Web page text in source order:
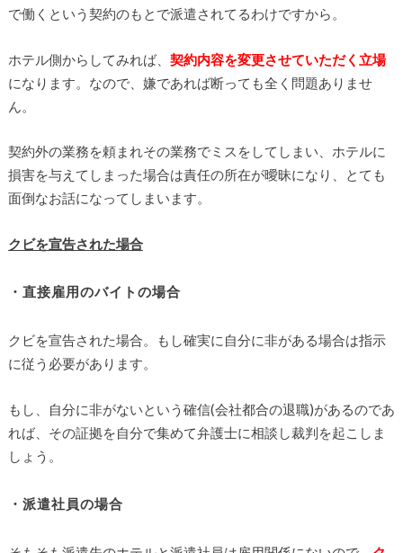
で働くという契約のもとで派遣されてるわけですから。
ホテル側からしてみれば、 契約内容を変更させていただく立場
になります。なので、嫌であれば断っても全く問題ありませ
ん。
契約外の業務を頼まれその業務でミスをしてしまい、ホテルに
損害を与えてしまった場合は責任の所在が曖昧になり、とても
面倒なお話になってしまいます。
クビを宣告された場合
・直接雇用のバイトの場合
クビを宣告された場合。もし確実に自分に非がある場合は指示
に従う必要があります。
もし、自分に非がないという確信(会社都合の退職)があるのであ
れば、その証拠を自分で集めて弁護士に相談し裁判を起こしま
しょう。
・派遣社員の場合